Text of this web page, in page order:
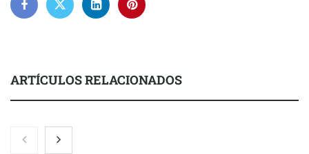
ARTÍCULOS RELACIONADOS
Brisas del Estrecho abastece a la hostelería de Sevilla